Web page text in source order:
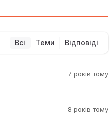
Всі Теми Відповіді
7 років тому
8 років тому